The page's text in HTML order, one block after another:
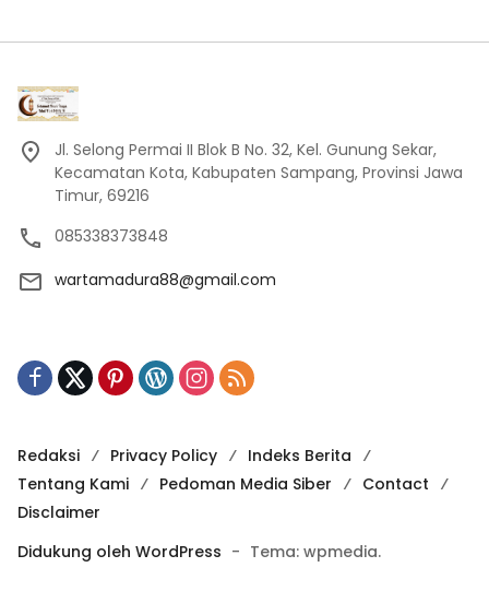
Jl. Selong Permai II Blok B No. 32, Kel. Gunung Sekar,
Kecamatan Kota, Kabupaten Sampang, Provinsi Jawa
Timur, 69216
085338373848
wartamadura88@gmail.com
Redaksi Privacy Policy
Indeks Berita
Tentang Kami
Pedoman Media Siber
Contact
Disclaimer
Didukung oleh WordPress - Tema: wpmedia.